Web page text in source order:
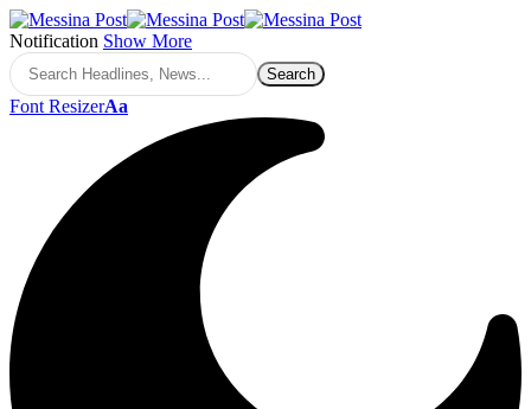
Notification Show More
Font ResizerAa